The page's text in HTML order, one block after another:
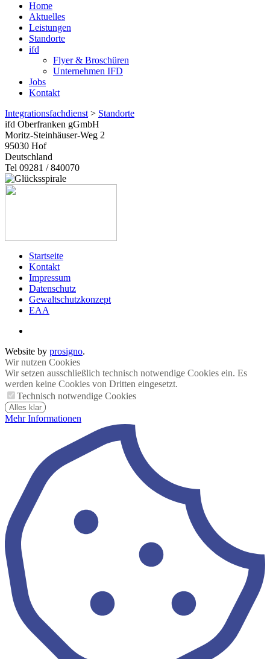
Home
Aktuelles
Leistungen
Standorte
ifd
Flyer & Broschüren
Unternehmen IFD
Jobs
Kontakt
Integrationsfachdienst> Standorte
ifd Oberfranken gGmbH
Moritz-Steinhäuser-Weg 2
95030 Hof
Deutschland
Tel 09281 / 840070
Startseite
Kontakt
Impressum
Datenschutz
Gewaltschutzkonzept
EAA
Website by prosigno.
Wir nutzen Cookies
Wir setzen ausschließlich technisch notwendige Cookies ein. Es
werden keine Cookies von Dritten eingesetzt.
Technisch notwendige Cookies
Alles klar
Mehr Informationen